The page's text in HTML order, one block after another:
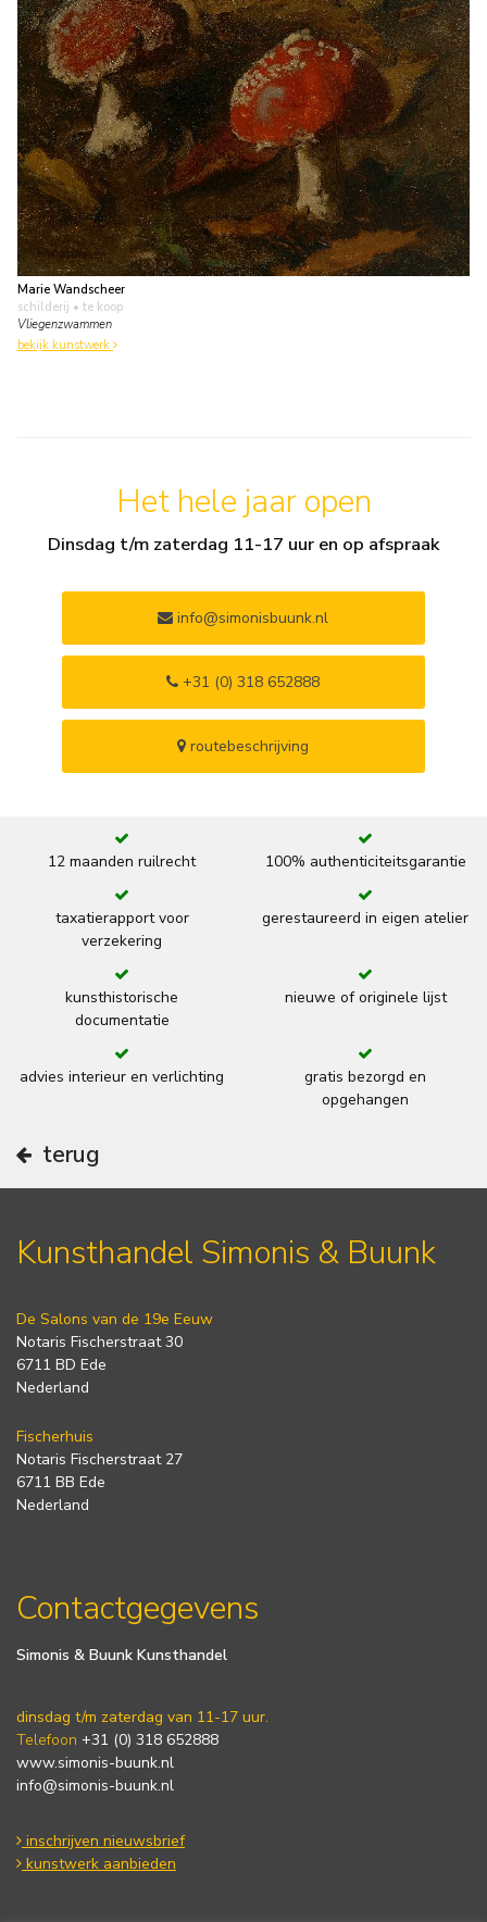
Marie Wandscheer
schilderij • te koop
Vliegenzwammen
bekijk kunstwerk
Het hele jaar open
Dinsdag t/m zaterdag 11-17 uur en op afspraak
info@simonisbuunk.nl
+31 (0) 318 652888
routebeschrijving
12 maanden ruilrecht 100% authenticiteitsgarantie
taxatierapport voor
verzekering
gerestaureerd in eigen atelier
kunsthistorische
documentatie
nieuwe of originele lijst
advies interieur en verlichting
gratis bezorgd en
opgehangen
terug
Kunsthandel Simonis & Buunk
De Salons van de 19e Eeuw
Notaris Fischerstraat 30
6711 BD Ede
Nederland
Fischerhuis
Notaris Fischerstraat 27
6711 BB Ede
Nederland
Contactgegevens
Simonis & Buunk Kunsthandel
dinsdag t/m zaterdag van 11-17 uur.
Telefoon +31 (0) 318 652888
www.simonis-buunk.nl
info@simonis-buunk.nl
inschrijven nieuwsbrief
kunstwerk aanbieden